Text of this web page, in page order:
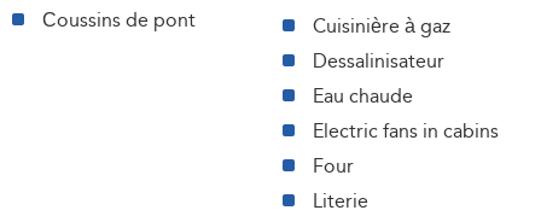
Сoussins de pont
Cuisinière à gaz
Dessalinisateur
Eau chaude
Electric fans in cabins
Four
Literie